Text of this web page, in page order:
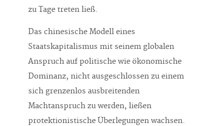
zu Tage treten ließ.
Das chinesische Modell eines
Staatskapitalismus mit seinem globalen
Anspruch auf politische wie ökonomische
Dominanz, nicht ausgeschlossen zu einem
sich grenzenlos ausbreitenden
Machtanspruch zu werden, ließen
protektionistische Überlegungen wachsen.